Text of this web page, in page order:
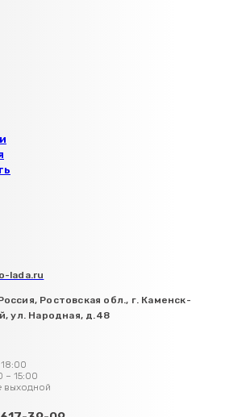
lada.ru
Ростовская обл., г. Каменск-
ул. Народная, д.48
– 15:00
выходной